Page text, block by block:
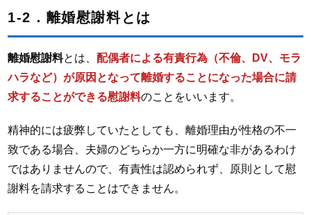
1-2．離婚慰謝料とは
離婚慰謝料とは、配偶者による有責行為（不倫、DV、モラ
ハラなど）が原因となって離婚することになった場合に請
求することができる慰謝料のことをいいます。
精神的には疲弊していたとしても、離婚理由が性格の不一
致である場合、夫婦のどちらか一方に明確な非があるわけ
ではありませんので、有責性は認められず、原則として慰
謝料を請求することはできません。